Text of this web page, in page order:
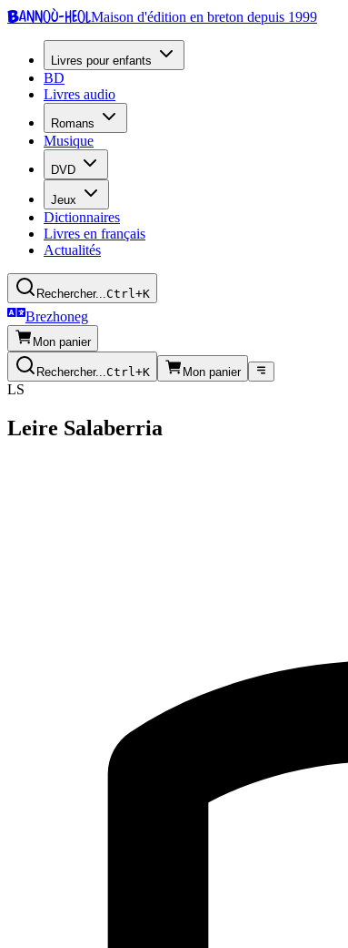
Bannoù-heolMaison d'édition en breton depuis 1999
Livres pour enfants
BD
Livres audio
Romans
Musique
DVD
Jeux
Dictionnaires
Livres en français
Actualités
Rechercher...Ctrl+K
Brezhoneg
Mon panier
Rechercher...Ctrl+K Mon panier
LS
Leire Salaberria